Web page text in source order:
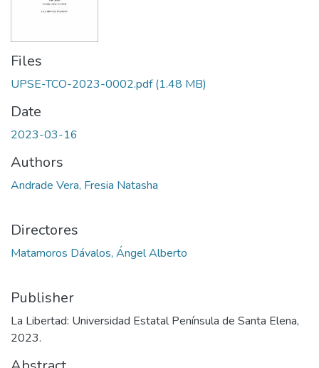
Files
UPSE-TCO-2023-0002.pdf(1.48 MB)
Date
2023-03-16
Authors
Andrade Vera, Fresia Natasha
Directores
Matamoros Dávalos, Ángel Alberto
Publisher
La Libertad: Universidad Estatal Península de Santa Elena,
2023.